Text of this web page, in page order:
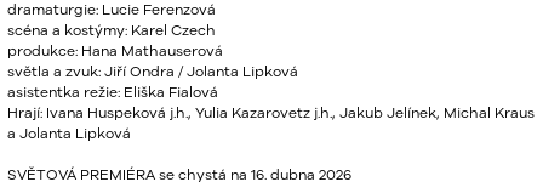
dramaturgie: Lucie Ferenzová
scéna a kostýmy: Karel Czech
produkce: Hana Mathauserová
světla a zvuk: Jiří Ondra / Jolanta Lipková
asistentka režie: Eliška Fialová
Hrají: Ivana Huspeková j.h., Yulia Kazarovetz j.h., Jakub Jelínek, Michal Kraus
a Jolanta Lipková
SVĚTOVÁ PREMIÉRA se chystá na 16. dubna 2026